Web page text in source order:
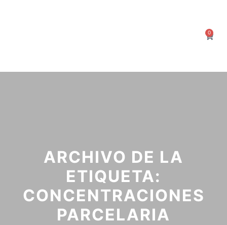
0
ARCHIVO DE LA
ETIQUETA:
CONCENTRACIONES
PARCELARIA